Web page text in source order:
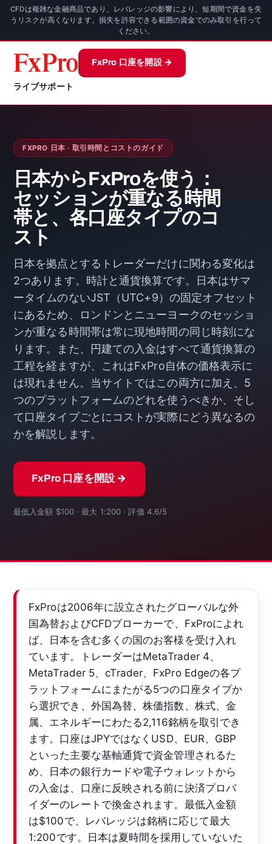
CFDは複雑な金融商品であり、レバレッジの影響により、短期間で資金を失
うリスクが高くなります。損失を許容できる範囲の資金でのみ取引を行って
ください。
ライブサポート
FxPro 口座を開設 →
FXPRO 日本 · 取引時間とコストのガイド
日本からFxProを使う：
セッションが重なる時間
帯と、各口座タイプのコ
スト
日本を拠点とするトレーダーだけに関わる変化は
2つあります。時計と通貨換算です。日本はサマ
ータイムのないJST（UTC+9）の固定オフセット
にあるため、ロンドンとニューヨークのセッショ
ンが重なる時間帯は常に現地時間の同じ時刻にな
ります。また、円建ての入金はすべて通貨換算の
工程を経ますが、これはFxPro自体の価格表示に
は現れません。当サイトではこの両方に加え、5
つのプラットフォームのどれを使うべきか、そし
て口座タイプごとにコストが実際にどう異なるの
かを解説します。
FxPro 口座を開設 →
最低入金額 $100 · 最大 1:200 · 評価 4.6/5
FxProは2006年に設立されたグローバルな外
国為替およびCFDブローカーで、FxProによれ
ば、日本を含む多くの国のお客様を受け入れ
ています。トレーダーはMetaTrader 4、
MetaTrader 5、cTrader、FxPro Edgeの各プ
ラットフォームにまたがる5つの口座タイプか
ら選択でき、外国為替、株価指数、株式、金
属、エネルギーにわたる2,116銘柄を取引でき
ます。口座はJPYではなくUSD、EUR、GBP
といった主要な基軸通貨で資金管理されるた
め、日本の銀行カードや電子ウォレットから
の入金は、口座に反映される前に決済プロバ
イダーのレートで換金されます。最低入金額
は$100で、レバレッジは銘柄に応じて最大
1:200です。日本は夏時間を採用していないた